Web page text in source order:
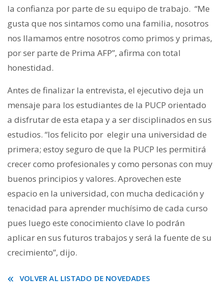
la confianza por parte de su equipo de trabajo. “Me
gusta que nos sintamos como una familia, nosotros
nos llamamos entre nosotros como primos y primas,
por ser parte de Prima AFP”, afirma con total
honestidad.
Antes de finalizar la entrevista, el ejecutivo deja un
mensaje para los estudiantes de la PUCP orientado
a disfrutar de esta etapa y a ser disciplinados en sus
estudios. “los felicito por elegir una universidad de
primera; estoy seguro de que la PUCP les permitirá
crecer como profesionales y como personas con muy
buenos principios y valores. Aprovechen este
espacio en la universidad, con mucha dedicación y
tenacidad para aprender muchísimo de cada curso
pues luego este conocimiento clave lo podrán
aplicar en sus futuros trabajos y será la fuente de su
crecimiento”, dijo.
VOLVER AL LISTADO DE NOVEDADES